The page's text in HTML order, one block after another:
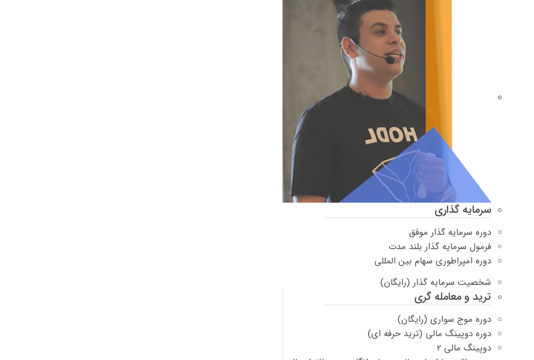
سرمایه گذاری
دوره سرمایه گذار موفق
فرمول سرمایه گذار بلند مدت
دوره امپراطوری سهام بین المللی
شخصیت سرمایه گذار (رایگان)
ترید و معامله گری
دوره موج سواری (رایگان)
دوره دوپینگ مالی (ترید حرفه ای)
دوپینگ مالی ۲